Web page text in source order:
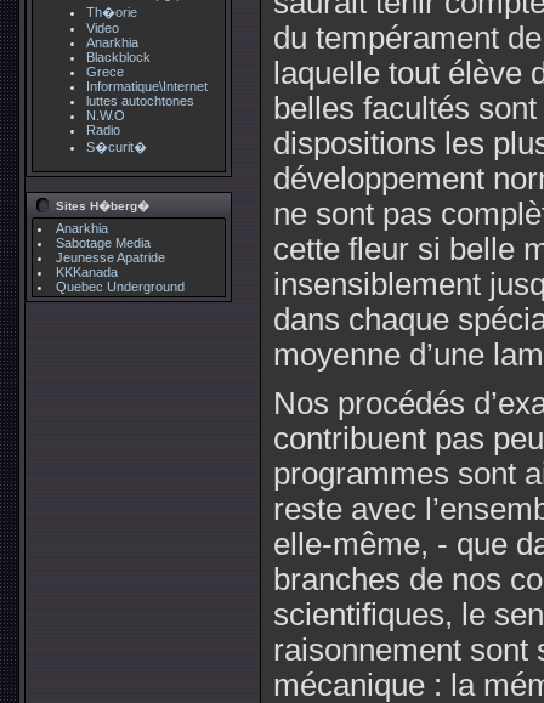
Th�orie
Video
Anarkhia
Blackblock
Grece
Informatique\Internet
luttes autochtones
N.W.O
Radio
S�curit�
Sites H�berg�
Anarkhia
Sabotage Media
Jeunesse Apatride
KKKanada
Quebec Underground
du tempérament
laquelle tout élève
belles facultés
dispositions les
développement
ne sont pas
cette fleur si belle
insensiblement
dans chaque
moyenne d’une
Nos procédés
contribuent pas
programmes sont
reste avec
elle-même, - que
branches de nos
scientifiques, le
raisonnement sont
mécanique : la